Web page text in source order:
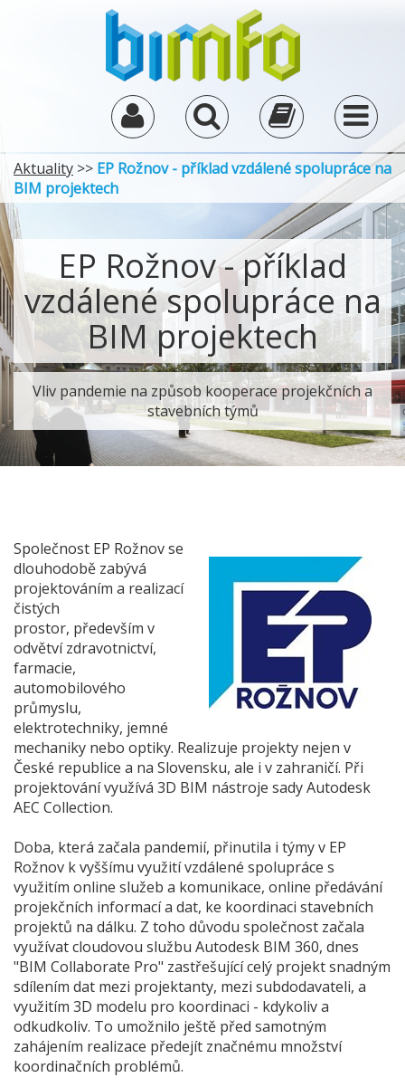
Aktuality >> EP Rožnov - příklad vzdálené spolupráce na
BIM projektech
EP Rožnov - příklad
vzdálené spolupráce na
BIM projektech
Vliv pandemie na způsob kooperace projekčních a
stavebních týmů
Společnost EP Rožnov se
dlouhodobě zabývá
projektováním a realizací
čistých
prostor, především v
odvětví zdravotnictví,
farmacie,
automobilového
průmyslu,
elektrotechniky, jemné
mechaniky nebo optiky. Realizuje projekty nejen v
České republice a na Slovensku, ale i v zahraničí. Při
projektování využívá 3D BIM nástroje sady Autodesk
AEC Collection.
Doba, která začala pandemií, přinutila i týmy v EP
Rožnov k vyššímu využití vzdálené spolupráce s
využitím online služeb a komunikace, online předávání
projekčních informací a dat, ke koordinaci stavebních
projektů na dálku. Z toho důvodu společnost začala
využívat cloudovou službu Autodesk BIM 360, dnes
"BIM Collaborate Pro" zastřešující celý projekt snadným
sdílením dat mezi projektanty, mezi subdodavateli, a
využitím 3D modelu pro koordinaci - kdykoliv a
odkudkoliv. To umožnilo ještě před samotným
zahájením realizace předejít značnému množství
koordinačních problémů.